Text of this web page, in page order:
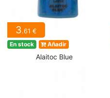
3.61 €
En stock Añadir
Alaitoc Blue